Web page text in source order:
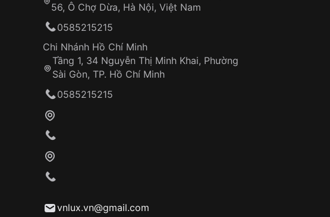
56, Ô Chợ Dừa, Hà Nội, Việt Nam
0585215215
Chi Nhánh Hồ Chí Minh
Tầng 1, 34 Nguyễn Thị Minh Khai, Phường
Sài Gòn, TP. Hồ Chí Minh
0585215215
vnlux.vn@gmail.com